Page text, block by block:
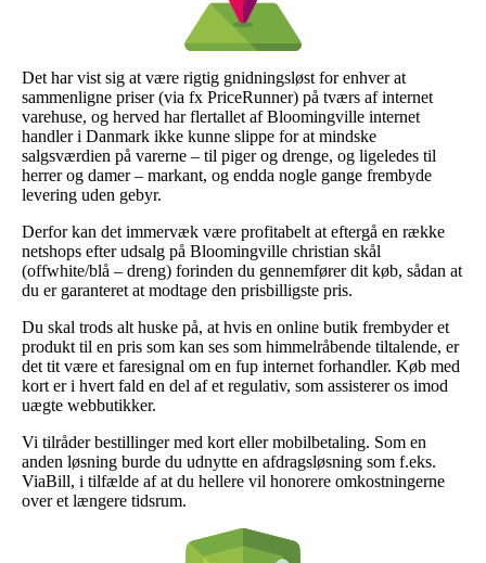
Det har vist sig at være rigtig gnidningsløst for enhver at
sammenligne priser (via fx PriceRunner) på tværs af internet
varehuse, og herved har flertallet af Bloomingville internet
handler i Danmark ikke kunne slippe for at mindske
salgsværdien på varerne – til piger og drenge, og ligeledes til
herrer og damer – markant, og endda nogle gange frembyde
levering uden gebyr.
Derfor kan det immervæk være profitabelt at eftergå en række
netshops efter udsalg på Bloomingville christian skål
(offwhite/blå – dreng) forinden du gennemfører dit køb, sådan at
du er garanteret at modtage den prisbilligste pris.
Du skal trods alt huske på, at hvis en online butik frembyder et
produkt til en pris som kan ses som himmelråbende tiltalende, er
det tit være et faresignal om en fup internet forhandler. Køb med
kort er i hvert fald en del af et regulativ, som assisterer os imod
uægte webbutikker.
Vi tilråder bestillinger med kort eller mobilbetaling. Som en
anden løsning burde du udnytte en afdragsløsning som f.eks.
ViaBill, i tilfælde af at du hellere vil honorere omkostningerne
over et længere tidsrum.